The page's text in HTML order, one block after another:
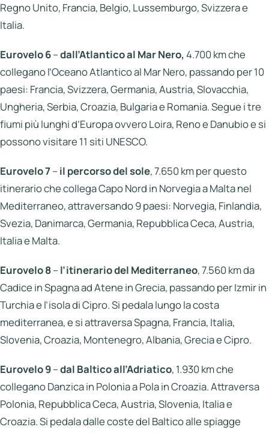
Regno Unito, Francia, Belgio, Lussemburgo, Svizzera e
Italia.
Eurovelo 6–dall’Atlantico al Mar Nero, 4.700 km che
collegano l’Oceano Atlantico al Mar Nero, passando per 10
paesi: Francia, Svizzera, Germania, Austria, Slovacchia,
Ungheria, Serbia, Croazia, Bulgaria e Romania. Segue i tre
fiumi più lunghi d’Europa ovvero Loira, Reno e Danubio e si
possono visitare 11 siti UNESCO.
Eurovelo 7– il percorso del sole, 7.650 km per questo
itinerario che collega Capo Nord in Norvegia a Malta nel
Mediterraneo, attraversando 9 paesi: Norvegia, Finlandia,
Svezia, Danimarca, Germania, Repubblica Ceca, Austria,
Italia e Malta.
Eurovelo 8– l’itinerario del Mediterraneo, 7.560 km da
Cadice in Spagna ad Atene in Grecia, passando per Izmir in
Turchia e l’isola di Cipro. Si pedala lungo la costa
mediterranea, e si attraversa Spagna, Francia, Italia,
Slovenia, Croazia, Montenegro, Albania, Grecia e Cipro.
Eurovelo 9–dal Baltico all’Adriatico, 1.930 km che
collegano Danzica in Polonia a Pola in Croazia. Attraversa
Polonia, Repubblica Ceca, Austria, Slovenia, Italia e
Croazia. Si pedala dalle coste del Baltico alle spiagge